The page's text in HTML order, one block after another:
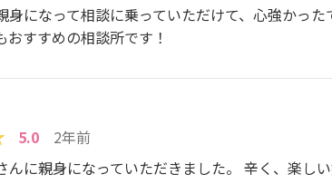
身になって相談に乗っていただけて、心強かっ
おすすめの相談所です！
5.0
2年前
んに親身になっていただきました。 辛く、楽し